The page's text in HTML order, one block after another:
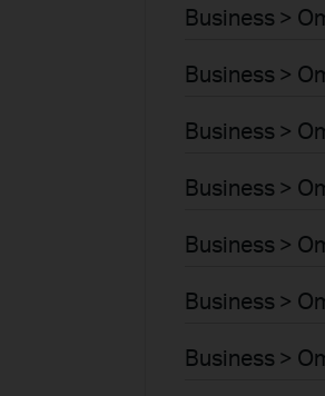
Business >
Business >
Business >
Business >
Business >
Business >
Business >